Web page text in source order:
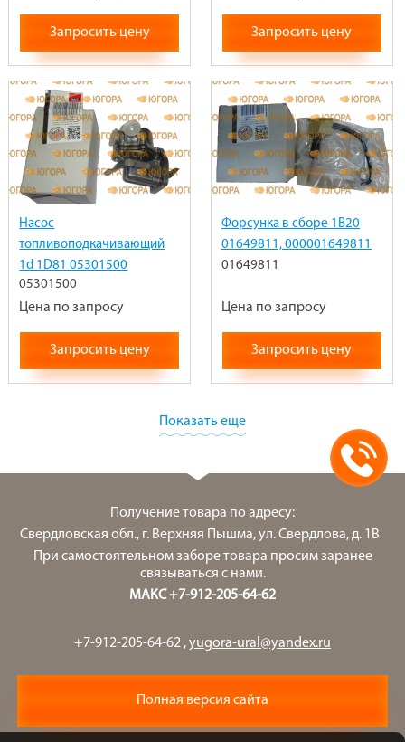
Запросить цену Запросить цену
Насос
топливоподкачивающий
1d 1D81 05301500
05301500
Цена по запросу
Запросить цену
Форсунка в сборе 1B20
01649811, 000001649811
01649811
Цена по запросу
Запросить цену
Показать еще
Получение товара по адресу:
Свердловская обл., г. Верхняя Пышма, ул. Свердлова, д. 1В
При самостоятельном заборе товара просим заранее
связываться с нами.
МАКС +7-912-205-64-62
+7-912-205-64-62 ,yugora-ural@yandex.ru
Полная версия сайта